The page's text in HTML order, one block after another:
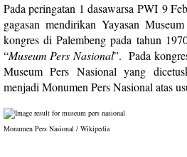
Pada peringatan 1 dasawarsaPWI 9
gagasan mendirikan Yayasan
kongres di Palembeng pada tahun
“Museum Pers Nasional”.Pada
Museum Pers Nasional yang
menjadi Monumen Pers Nasional atas
Monumen Pers Nasional / Wikipedia